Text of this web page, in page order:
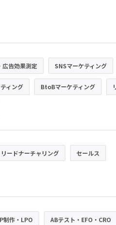
広告効果測定 SNSマーケティング
ィング BtoBマーケティング
リードナーチャリング セールス
制作・LPO ABテスト・EFO・CRO